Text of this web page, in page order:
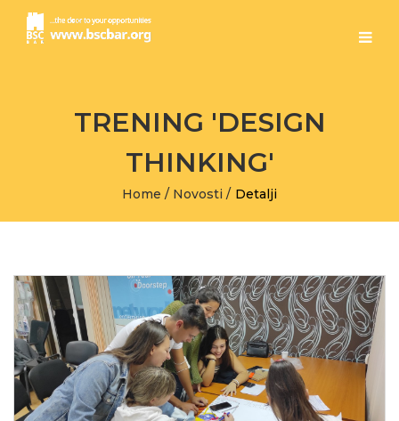
TRENING 'DESIGN
THINKING'
Home / Novosti / Detalji